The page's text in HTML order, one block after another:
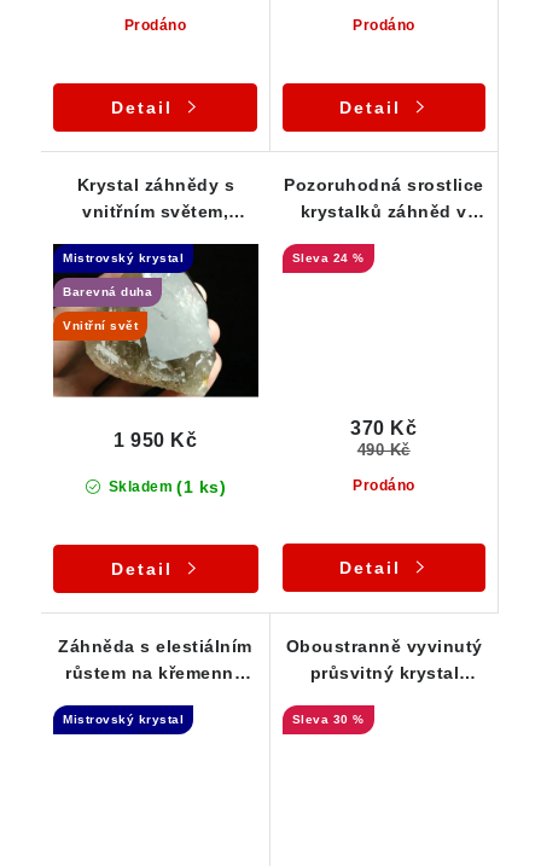
Prodáno
Detail
Prodáno
Detail
Krystal záhnědy s
vnitřním světem,
Samoléčitel
Mistrovský krystal
Barevná duha
Vnitřní svět
Skladem (1 ks)
1 950 Kč
Detail
Pozoruhodná srostlice
krystalků záhněd v
muskovitem
24 %
Prodáno
370 Kč
490 Kč
Detail
Záhněda s elestiálním
růstem na křemenné
Mistrovský krystal
Oboustranně vyvinutý
průsvitný krystal
barevnou kombinací
30 %